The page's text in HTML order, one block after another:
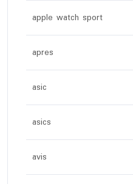
apple watch sport
apres
asic
asics
avis